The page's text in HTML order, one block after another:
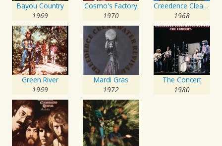
Bayou Country
1969
Cosmo's Factory
1970
Creedence Clearwater Revival
1968
Green River
1969
Mardi Gras
1972
The Concert
1980